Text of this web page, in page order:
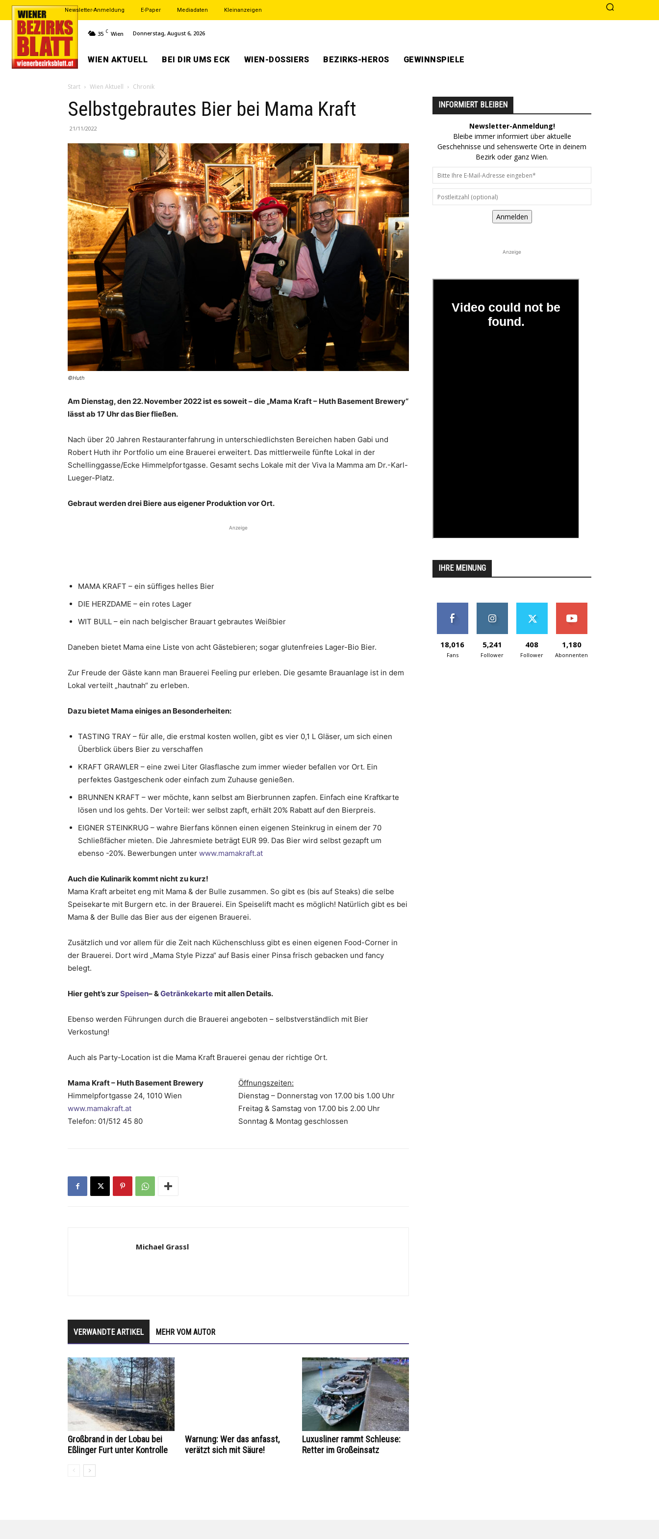
Newsletter-Anmeldung E-Paper Mediadaten Kleinanzeigen
35 C Wien Donnerstag, August 6, 2026
WIEN AKTUELL BEI DIR UMS ECK WIEN-DOSSIERS BEZIRKS-HEROS GEWINNSPIELE
Start Wien Aktuell Chronik
Selbstgebrautes Bier bei Mama Kraft
21/11/2022
©Huth
Am Dienstag, den 22. November 2022 ist es soweit – die „Mama Kraft – Huth Basement Brewery“
lässt ab 17 Uhr das Bier fließen.
Nach über 20 Jahren Restauranterfahrung in unterschiedlichsten Bereichen haben Gabi und
Robert Huth ihr Portfolio um eine Brauerei erweitert. Das mittlerweile fünfte Lokal in der
Schellinggasse/Ecke Himmelpfortgasse. Gesamt sechs Lokale mit der Viva la Mamma am Dr.-Karl-
Lueger-Platz.
Gebraut werden drei Biere aus eigener Produktion vor Ort.
Anzeige
MAMA KRAFT – ein süffiges helles Bier
DIE HERZDAME – ein rotes Lager
WIT BULL – ein nach belgischer Brauart gebrautes Weißbier
Daneben bietet Mama eine Liste von acht Gästebieren; sogar glutenfreies Lager-Bio Bier.
Zur Freude der Gäste kann man Brauerei Feeling pur erleben. Die gesamte Brauanlage ist in dem
Lokal verteilt „hautnah“ zu erleben.
Dazu bietet Mama einiges an Besonderheiten:
TASTING TRAY – für alle, die erstmal kosten wollen, gibt es vier 0,1 L Gläser, um sich einen
Überblick übers Bier zu verschaffen
KRAFT GRAWLER – eine zwei Liter Glasflasche zum immer wieder befallen vor Ort. Ein
perfektes Gastgeschenk oder einfach zum Zuhause genießen.
BRUNNEN KRAFT – wer möchte, kann selbst am Bierbrunnen zapfen. Einfach eine Kraftkarte
lösen und los gehts. Der Vorteil: wer selbst zapft, erhält 20% Rabatt auf den Bierpreis.
EIGNER STEINKRUG – wahre Bierfans können einen eigenen Steinkrug in einem der 70
Schließfächer mieten. Die Jahresmiete beträgt EUR 99. Das Bier wird selbst gezapft um
ebenso -20%. Bewerbungen unter www.mamakraft.at
Auch die Kulinarik kommt nicht zu kurz!
Mama Kraft arbeitet eng mit Mama & der Bulle zusammen. So gibt es (bis auf Steaks) die selbe
Speisekarte mit Burgern etc. in der Brauerei. Ein Speiselift macht es möglich! Natürlich gibt es bei
Mama & der Bulle das Bier aus der eigenen Brauerei.
Zusätzlich und vor allem für die Zeit nach Küchenschluss gibt es einen eigenen Food-Corner in
der Brauerei. Dort wird „Mama Style Pizza“ auf Basis einer Pinsa frisch gebacken und fancy
belegt.
Hier geht’s zurSpeisen– &Getränkekartemit allen Details.
Ebenso werden Führungen durch die Brauerei angeboten – selbstverständlich mit Bier
Verkostung!
Auch als Party-Location ist die Mama Kraft Brauerei genau der richtige Ort.
Mama Kraft – Huth Basement Brewery
Himmelpfortgasse 24, 1010 Wien
www.mamakraft.at
Telefon: 01/512 45 80
Öffnungszeiten:
Dienstag – Donnerstag von 17.00 bis 1.00 Uhr
Freitag & Samstag von 17.00 bis 2.00 Uhr
Sonntag & Montag geschlossen
Michael Grassl
VERWANDTE ARTIKEL MEHR VOM AUTOR
Großbrand in der Lobau bei
Eßlinger Furt unter Kontrolle
Warnung: Wer das anfasst,
verätzt sich mit Säure!
Luxusliner rammt Schleuse:
Retter im Großeinsatz
INFORMIERT BLEIBEN
Newsletter-Anmeldung!
Bleibe immer informiert über aktuelle
Geschehnisse und sehenswerte Orte in deinem
Bezirk oder ganz Wien.
Anmelden
Anzeige
IHRE MEINUNG
18,016
Fans
5,241
Follower
408
Follower
1,180
Abonnenten